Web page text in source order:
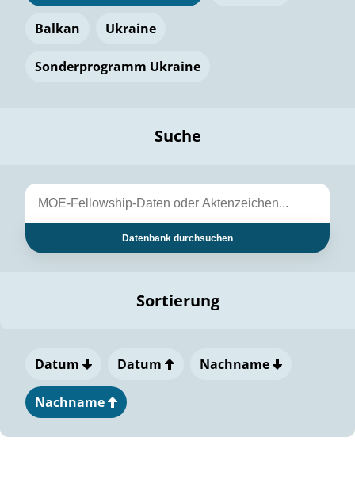
Balkan Ukraine
Sonderprogramm Ukraine
Suche
Datenbank durchsuchen
Sortierung
Datum Datum Nachname
Nachname